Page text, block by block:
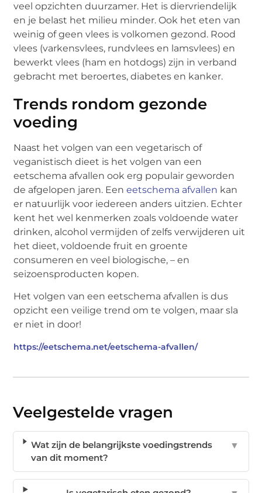
veel opzichten duurzamer. Het is diervriendelijk
en je belast het milieu minder. Ook het eten van
weinig of geen vlees is volkomen gezond. Rood
vlees (varkensvlees, rundvlees en lamsvlees) en
bewerkt vlees (ham en hotdogs) zijn in verband
gebracht met beroertes, diabetes en kanker.
Trends rondom gezonde
voeding
Naast het volgen van een vegetarisch of
veganistisch dieet is het volgen van een
eetschema afvallen ook erg populair geworden
de afgelopen jaren. Eeneetschema afvallen kan
er natuurlijk voor iedereen anders uitzien. Echter
kent het wel kenmerken zoals voldoende water
drinken, alcohol vermijden of zelfs verwijderen uit
het dieet, voldoende fruit en groente
consumeren en veel biologische, – en
seizoensproducten kopen.
Het volgen van een eetschema afvallen is dus
opzicht een veilige trend om te volgen, maar sla
er niet in door!
https://eetschema.net/eetschema-afvallen/
Veelgestelde vragen
Wat zijn de belangrijkste voedingstrends
van dit moment?
▼